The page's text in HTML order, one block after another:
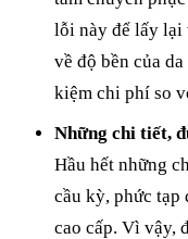
lỗi này để lấy lại
về độ bền của
kiệm chi phí so
Những chi tiết,
Hầu hết những
cầu kỳ, phức tạp
cao cấp. Vì vậy,